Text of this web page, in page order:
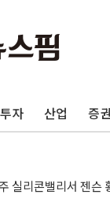
자 산업 증
조한 실적 소화하
실리콘밸리서 젠슨